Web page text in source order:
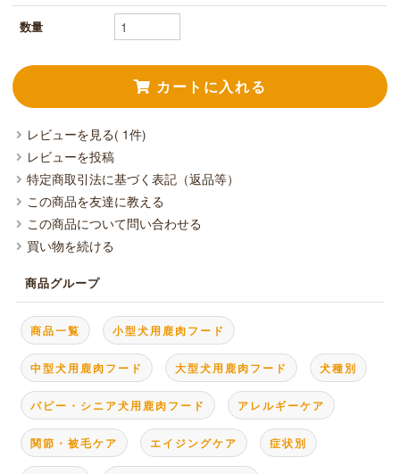
数量
レビューを見る( 1件)
レビューを投稿
特定商取引法に基づく表記（返品等）
この商品を友達に教える
この商品について問い合わせる
買い物を続ける
商品グループ
商品一覧 小型犬用鹿肉フード
中型犬用鹿肉フード 大型犬用鹿肉フード 犬種別
パピー・シニア犬用鹿肉フード アレルギーケア
関節・被毛ケア エイジングケア 症状別